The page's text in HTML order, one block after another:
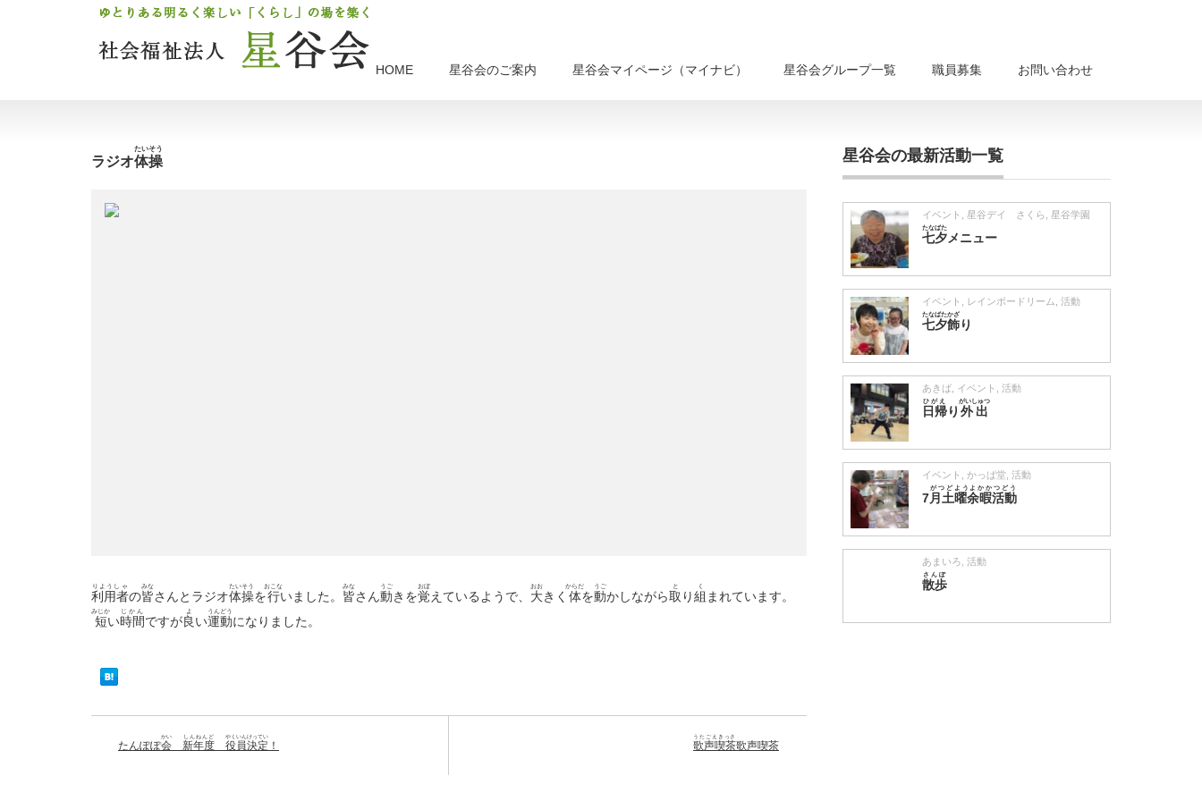
HOME 星谷会のご案内 星谷会マイページ（マイナビ） 星谷会グループ一覧 職員募集 お問い合わせ
ラジオ体操
たいそう
利用者
りようしゃ
の皆
みな
さんとラジオ体操
たいそう
を行
おこな
いました。 皆
みな
さん動
うご
きを覚
おぼ
えているようで、 大
おお
きく 体
からだ
を動
うご
かしながら取
と
り組
く
まれています。
短
みじか
い時間
じかん
ですが良
よ
い運動
うんどう
になりました。
たんぽぽ会
かい
新年度
しんねんど
役員決定
やくいんけってい
！ 歌声喫茶
うたごえきっさ
歌声喫茶
星谷会の最新活動一覧
イベント 星谷デイ さくら 星谷学園
七夕
たなばた
メニュー
イベント レインボードリーム 活動
七夕飾
たなばたかざ
り
あきば イベント 活動
日帰
ひがえ
り 外出
がいしゅつ
イベント かっぱ堂 活動
7月土曜余暇活動
がつどようよかかつどう
あまいろ 活動
散歩
さんぽ